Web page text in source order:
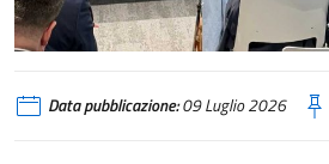
Data pubblicazione:09 Luglio 2026